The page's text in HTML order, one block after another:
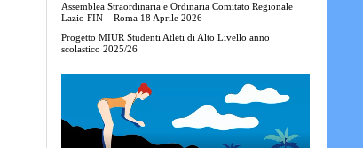
Assemblea Straordinaria e Ordinaria Comitato Regionale
Lazio FIN – Roma 18 Aprile 2026
Progetto MIUR Studenti Atleti di Alto Livello anno
scolastico 2025/26